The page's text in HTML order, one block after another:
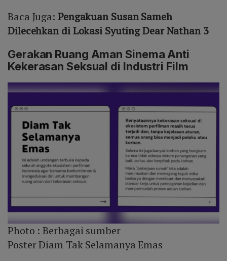
Baca Juga: Pengakuan Susan Sameh
Dilecehkan di Lokasi Syuting Dear Nathan 3
Gerakan Ruang Aman Sinema Anti
Kekerasan Seksual di Industri Film
Photo :Berbagai sumber
Poster Diam Tak Selamanya Emas